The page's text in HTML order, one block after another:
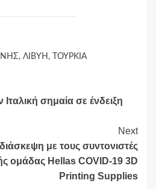
, ΛΙΒΥΗ , ΤΟΥΡΚΙΑ
σημαία σε ένδειξη
Next
με τους συντονιστές
ομάδας Hellas CΟVID-19 3D
Printing Supplies